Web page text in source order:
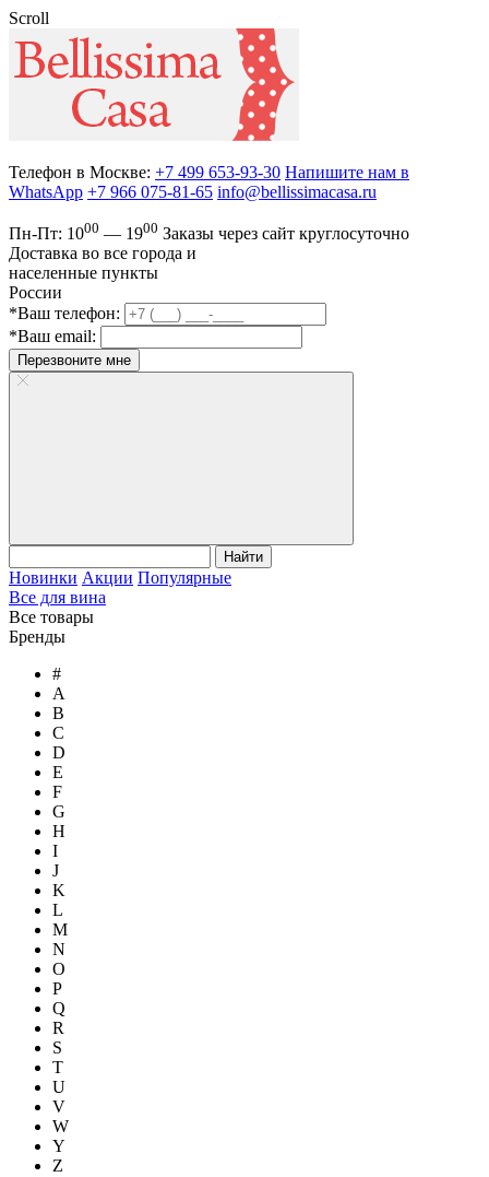
Scroll
Телефон в Москве: +7 499 653-93-30 Напишите нам в
WhatsApp +7 966 075-81-65 info@bellissimacasa.ru
Пн-Пт: 1000 — 1900 Заказы через сайт круглосуточно
Доставка во все города и
населенные пункты
России
*Ваш телефон:
*Ваш email:
Перезвоните мне
Найти
Новинки Акции Популярные
Все для вина
Все товары
Бренды
#
A
B
C
D
E
F
G
H
I
J
K
L
M
N
O
P
Q
R
S
T
U
V
W
Y
Z